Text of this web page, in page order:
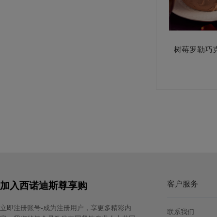
树莓罗勒巧
加入西诺迪斯尊享购
立即注册账号-成为注册用户，享更多精彩内
客户服务
联系我们